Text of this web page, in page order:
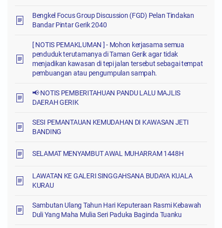
Bengkel Focus Group Discussion (FGD) Pelan Tindakan
Bandar Pintar Gerik 2040
[ NOTIS PEMAKLUMAN ] - Mohon kerjasama semua
penduduk terutamanya di Taman Gerik agar tidak
menjadikan kawasan di tepi jalan tersebut sebagai tempat
pembuangan atau pengumpulan sampah.
📢 NOTIS PEMBERITAHUAN PANDU LALU MAJLIS
DAERAH GERIK
SESI PEMANTAUAN KEMUDAHAN DI KAWASAN JETI
BANDING
SELAMAT MENYAMBUT AWAL MUHARRAM 1448H
LAWATAN KE GALERI SINGGAHSANA BUDAYA KUALA
KURAU
Sambutan Ulang Tahun Hari Keputeraan Rasmi Kebawah
Duli Yang Maha Mulia Seri Paduka Baginda Tuanku